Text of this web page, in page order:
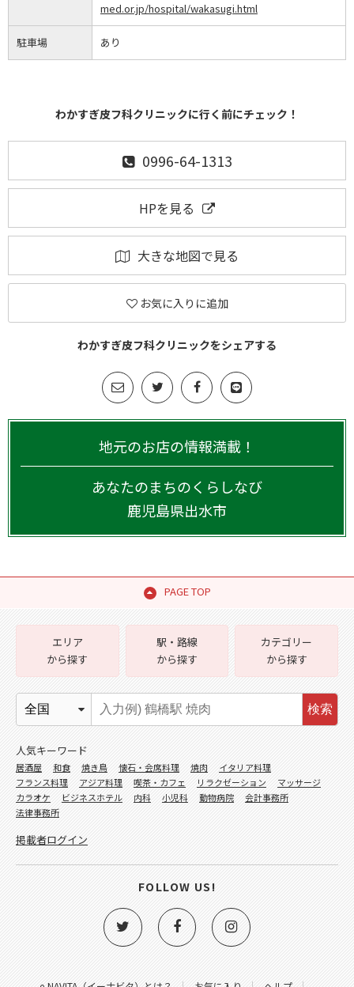
med.or.jp/hospital/wakasugi.html
駐車場 あり
わかすぎ皮フ科クリニックに行く前にチェック！
0996-64-1313
HPを見る
大きな地図で見る
お気に入りに追加
わかすぎ皮フ科クリニックをシェアする
地元のお店の情報満載！
あなたのまちのくらしなび
鹿児島県出水市
PAGE TOP
エリア
から探す
駅・路線
から探す
カテゴリー
から探す
検索
人気キーワード
居酒屋 和食 焼き鳥 懐石・会席料理 焼肉
イタリア料理
フランス料理
アジア料理 喫茶・カフェ リラクゼーション
マッサージ
カラオケ
ビジネスホテル 内科 小児科 動物病院
会計事務所
法律事務所
掲載者ログイン
FOLLOW US!